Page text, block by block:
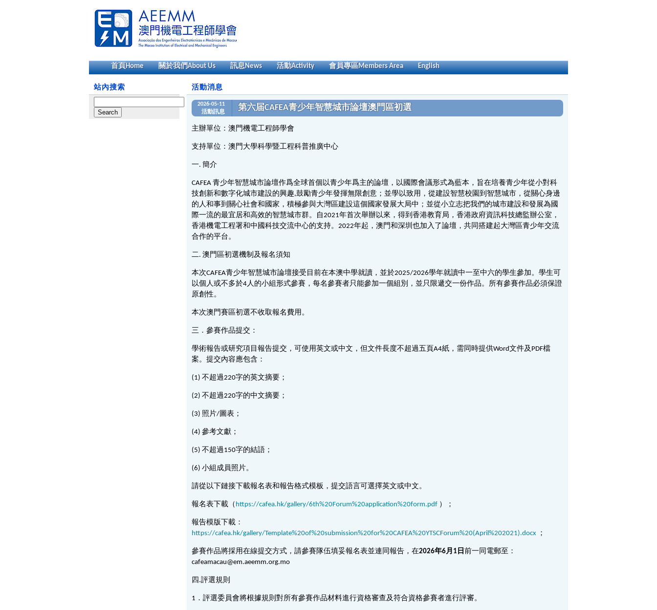
首頁Home 關於我們About Us 訊息News 活動Activity 會員專區Members Area English
站內搜索
for:
活動消息
2026-05-11
活動訊息
第六届CAFEA青少年智慧城市論壇澳門區初選
主辦單位：澳門機電工程師學會
支持單位：澳門大學科學暨工程科普推廣中心
一. 簡介
CAFEA 青少年智慧城市論壇作爲全球首個以青少年爲主的論壇，以國際會議形式為藍本，旨在培養青少年從小對科
技創新和數字化城市建設的興趣,鼓勵青少年發揮無限創意；並學以致用，從建設智慧校園到智慧城市，從關心身邊
的人和事到關心社會和國家，積極參與大灣區建設這個國家發展大局中；並從小立志把我們的城市建設和發展為國
際一流的最宜居和高效的智慧城市群。自2021年首次舉辦以來，得到香港教育局，香港政府資訊科技總監辦公室，
香港機電工程署和中國科技交流中心的支持。2022年起，澳門和深圳也加入了論壇，共同搭建起大灣區青少年交流
合作的平台。
二. 澳門區初選機制及報名須知
本次CAFEA青少年智慧城市論壇接受目前在本澳中學就讀，並於2025/2026學年就讀中一至中六的學生參加。學生可
以個人或不多於4人的小組形式參賽，每名參賽者只能參加一個組別，並只限遞交一份作品。所有參賽作品必須保證
原創性。
本次澳門賽區初選不收取報名費用。
三．參賽作品提交：
學術報告或研究項目報告提交，可使用英文或中文，但文件長度不超過五頁A4紙，需同時提供Word文件及PDF檔
案。提交內容應包含：
(1) 不超過220字的英文摘要；
(2) 不超過220字的中文摘要；
(3) 照片/圖表；
(4) 參考文獻；
(5) 不超過150字的結語；
(6) 小組成員照片。
請從以下鏈接下載報名表和報告格式模板，提交語言可選擇英文或中文。
報名表下載（ https://cafea.hk/gallery/6th%20Forum%20application%20form.pdf ）；
報告模版下載：
https://cafea.hk/gallery/Template%20of%20submission%20for%20CAFEA%20YTSCForum%20(April%202021).docx ；
參賽作品將採用在線提交方式，請參賽隊伍填妥報名表並連同報告，在2026年6月1日 前一同電郵至：
cafeamacau@em.aeemm.org.mo
四.評選規則
1．評選委員會將根據規則對所有參賽作品材料進行資格審查及符合資格參賽者進行評審。